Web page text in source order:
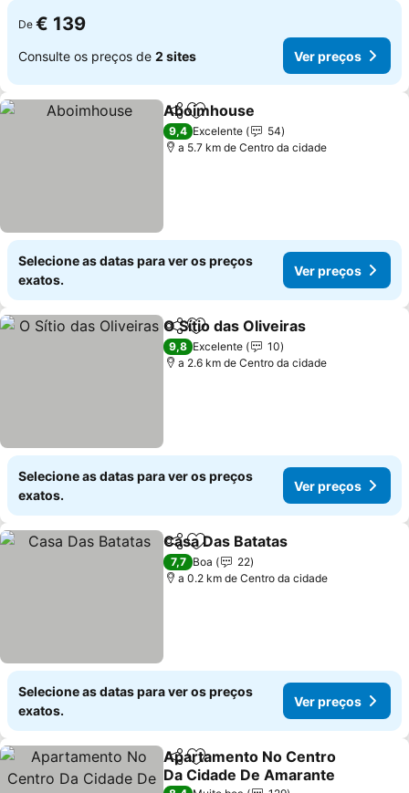
De € 139
Consulte os preços de 2 sites Ver preços
PartilharAdicionar aos favoritos
Aboimhouse
9,4 Excelente
54
a 5.7 km de Centro da cidade
Selecione as datas para ver os preços
exatos.
Ver preços
PartilharAdicionar aos favoritos
O Sítio das Oliveiras
9,8 Excelente
10
a 2.6 km de Centro da cidade
Selecione as datas para ver os preços
exatos.
Ver preços
PartilharAdicionar aos favoritos
Casa Das Batatas
7,7 Boa
22
a 0.2 km de Centro da cidade
Selecione as datas para ver os preços
exatos.
Ver preços
PartilharAdicionar aos favoritos
Apartamento No Centro
Da Cidade De Amarante